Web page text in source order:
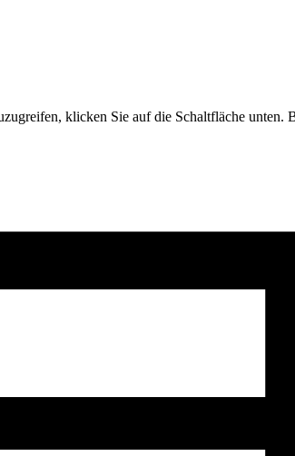
klicken Sie auf die Schaltfläche unten.